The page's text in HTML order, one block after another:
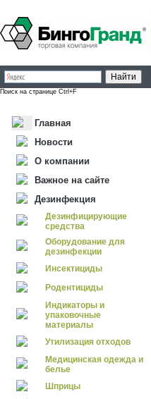
Поиск на странице Ctrl+F
Главная
Новости
О компании
Важное на сайте
Дезинфекция
Дезинфицирующие
средства
Оборудование для
дезинфекции
Инсектициды
Родентициды
Индикаторы и
упаковочные
материалы
Утилизация отходов
Медицинская одежда и
белье
Шприцы